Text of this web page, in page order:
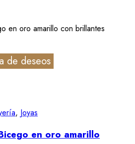
en oro amarillo con brillantes
de deseos
, Joyas
en oro amarillo